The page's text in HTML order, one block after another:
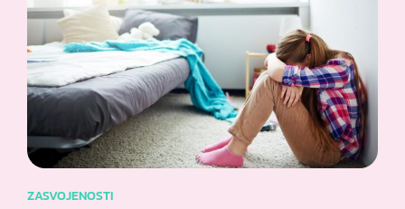
ZASVOJENOSTI